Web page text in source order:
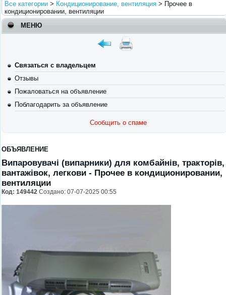
Все категории > Кондиционирование, вентиляция > Прочее в
кондиционировании, вентиляции
МЕНЮ
Связаться с владельцем
Отзывы
Пожаловаться на объявление
Поблагодарить за объявление
Сообщить о спаме
ОБЪЯВЛЕНИЕ
Випаровувачі (випарники) для комбайнів, тракторів,
вантажівок, легкови - Прочее в кондиционировании,
вентиляции
Код: 149442 Создано: 07-07-2025 00:55